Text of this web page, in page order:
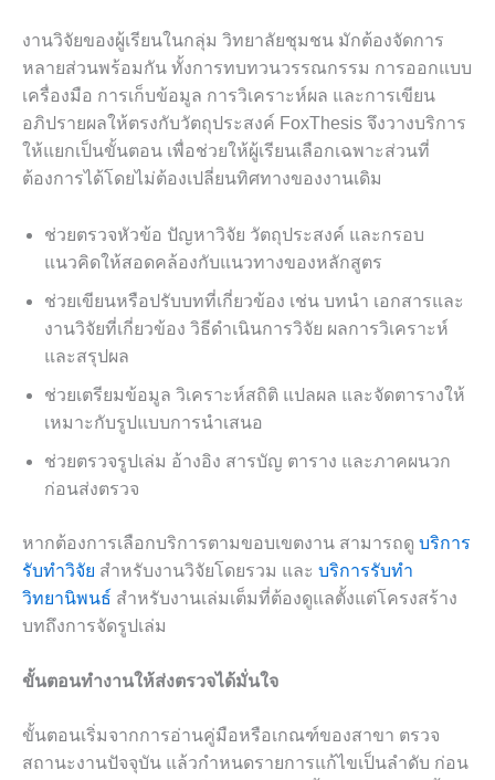
งานวิจัยของผู้เรียนในกลุ่ม วิทยาลัยชุมชน มักต้องจัดการ
หลายส่วนพร้อมกัน ทั้งการทบทวนวรรณกรรม การออกแบบ
เครื่องมือ การเก็บข้อมูล การวิเคราะห์ผล และการเขียน
อภิปรายผลให้ตรงกับวัตถุประสงค์ FoxThesis จึงวางบริการ
ให้แยกเป็นขั้นตอน เพื่อช่วยให้ผู้เรียนเลือกเฉพาะส่วนที่
ต้องการได้โดยไม่ต้องเปลี่ยนทิศทางของงานเดิม
ช่วยตรวจหัวข้อ ปัญหาวิจัย วัตถุประสงค์ และกรอบ
แนวคิดให้สอดคล้องกับแนวทางของหลักสูตร
ช่วยเขียนหรือปรับบทที่เกี่ยวข้อง เช่น บทนำ เอกสารและ
งานวิจัยที่เกี่ยวข้อง วิธีดำเนินการวิจัย ผลการวิเคราะห์
และสรุปผล
ช่วยเตรียมข้อมูล วิเคราะห์สถิติ แปลผล และจัดตารางให้
เหมาะกับรูปแบบการนำเสนอ
ช่วยตรวจรูปเล่ม อ้างอิง สารบัญ ตาราง และภาคผนวก
ก่อนส่งตรวจ
หากต้องการเลือกบริการตามขอบเขตงาน สามารถดู บริการ
รับทำวิจัย สำหรับงานวิจัยโดยรวม และ บริการรับทำ
วิทยานิพนธ์ สำหรับงานเล่มเต็มที่ต้องดูแลตั้งแต่โครงสร้าง
บทถึงการจัดรูปเล่ม
ขั้นตอนทำงานให้ส่งตรวจได้มั่นใจ
ขั้นตอนเริ่มจากการอ่านคู่มือหรือเกณฑ์ของสาขา ตรวจ
สถานะงานปัจจุบัน แล้วกำหนดรายการแก้ไขเป็นลำดับ ก่อน